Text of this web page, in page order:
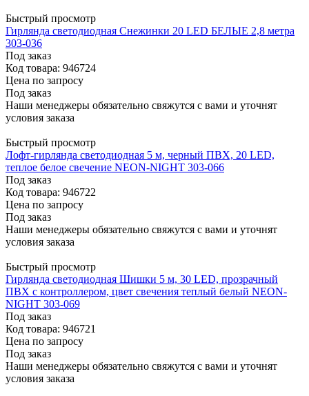
Быстрый просмотр
Гирлянда светодиодная Снежинки 20 LED БЕЛЫЕ 2,8 метра
303-036
Под заказ
Код товара: 946724
Цена по запросу
Под заказ
Наши менеджеры обязательно свяжутся с вами и уточнят
условия заказа
Быстрый просмотр
Лофт-гирлянда светодиодная 5 м, черный ПВХ, 20 LED,
теплое белое свечение NEON-NIGHT 303-066
Под заказ
Код товара: 946722
Цена по запросу
Под заказ
Наши менеджеры обязательно свяжутся с вами и уточнят
условия заказа
Быстрый просмотр
Гирлянда светодиодная Шишки 5 м, 30 LED, прозрачный
ПВХ с контроллером, цвет свечения теплый белый NEON-
NIGHT 303-069
Под заказ
Код товара: 946721
Цена по запросу
Под заказ
Наши менеджеры обязательно свяжутся с вами и уточнят
условия заказа